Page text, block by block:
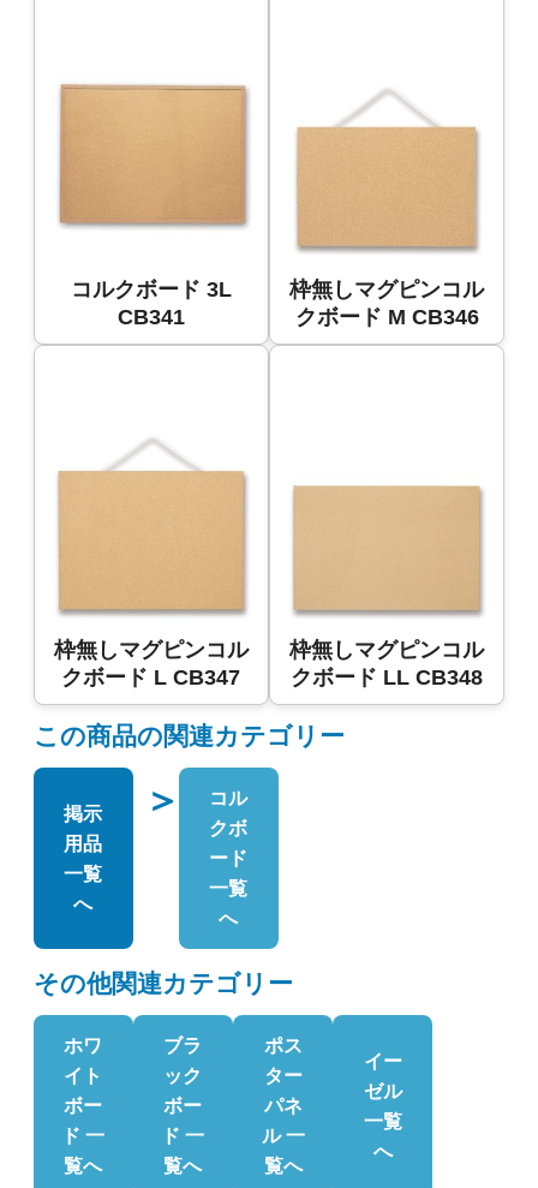
コルクボード 3L
CB341
枠無しマグピンコル
クボード M CB346
枠無しマグピンコル
クボード L CB347
枠無しマグピンコル
クボード LL CB348
この商品の関連カテゴリー
掲示
用品
一覧
へ
＞
コル
クボ
ード
一覧
へ
その他関連カテゴリー
ホワ
イト
ボー
ド 一
覧へ
ブラ
ック
ボー
ド 一
覧へ
ポス
ター
パネ
ル 一
覧へ
イー
ゼル
一覧
へ